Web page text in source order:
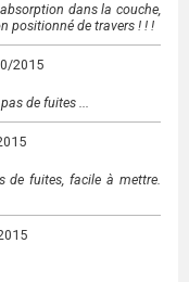
dans la couche,
positionné de travers ! ! !
2015
de fuites ...
de fuites, facile à mettre.